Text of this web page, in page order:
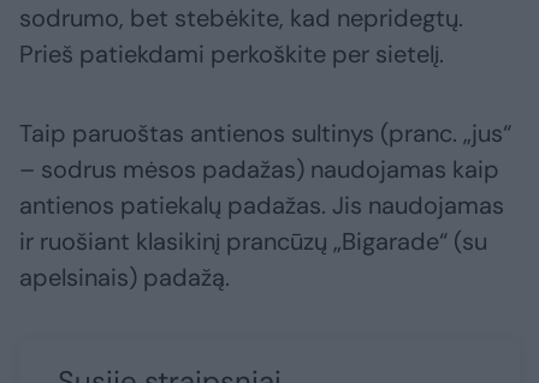
sodrumo, bet stebėkite, kad nepridegtų.
Prieš patiekdami perkoškite per sietelį.
Taip paruoštas antienos sultinys (pranc. „jus“
– sodrus mėsos padažas) naudojamas kaip
antienos patiekalų padažas. Jis naudojamas
ir ruošiant klasikinį prancūzų „Bigarade“ (su
apelsinais) padažą.